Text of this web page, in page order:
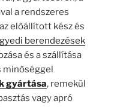
a rendszeres
előállított kész és
berendezések
és a szállítása
minőséggel
gyártása, remekül
vagy apró